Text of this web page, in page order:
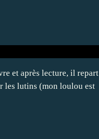
et après lecture, il repart
les lutins (mon loulou est